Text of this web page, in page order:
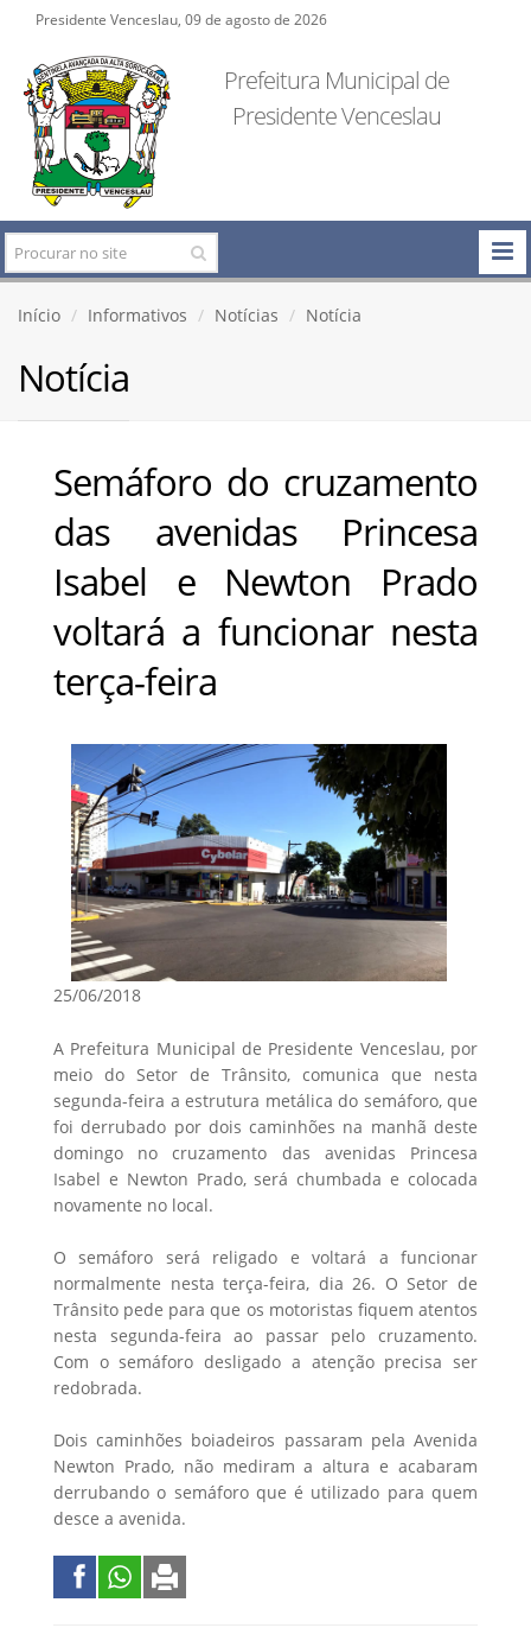
Presidente Venceslau, 09 de agosto de 2026
Prefeitura Municipal de
Presidente Venceslau
Início Informativos Notícias Notícia
Notícia
Semáforo do cruzamento
das avenidas Princesa
Isabel e Newton Prado
voltará a funcionar nesta
terça-feira
25/06/2018
A Prefeitura Municipal de Presidente Venceslau, por
meio do Setor de Trânsito, comunica que nesta
segunda-feira a estrutura metálica do semáforo, que
foi derrubado por dois caminhões na manhã deste
domingo no cruzamento das avenidas Princesa
Isabel e Newton Prado, será chumbada e colocada
novamente no local.
O semáforo será religado e voltará a funcionar
normalmente nesta terça-feira, dia 26. O Setor de
Trânsito pede para que os motoristas fiquem atentos
nesta segunda-feira ao passar pelo cruzamento.
Com o semáforo desligado a atenção precisa ser
redobrada.
Dois caminhões boiadeiros passaram pela Avenida
Newton Prado, não mediram a altura e acabaram
derrubando o semáforo que é utilizado para quem
desce a avenida.